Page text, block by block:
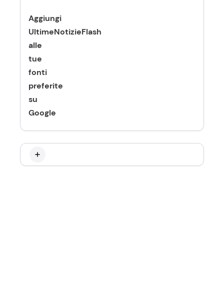
Aggiungi
UltimeNotizieFlash
alle
tue
fonti
preferite
su
Google